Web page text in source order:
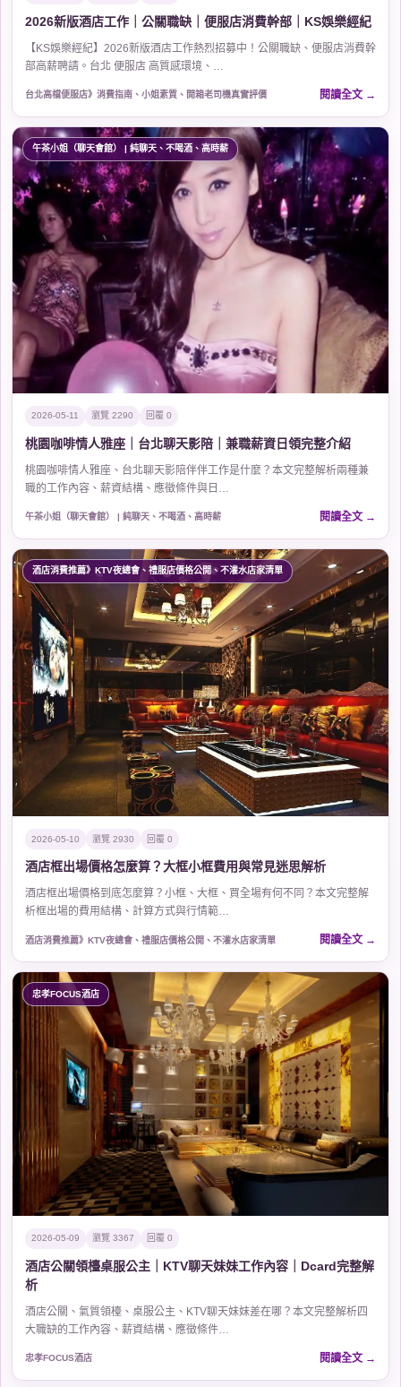
2026新版酒店工作｜公關職缺｜便服店消費幹部｜KS娛樂經紀
【KS娛樂經紀】2026新版酒店工作熱烈招募中！公關職缺、便服店消費幹
部高薪聘請。台北 便服店 高質感環境、…
台北高檔便服店》消費指南、小姐素質、開箱老司機真實評價 閱讀全文
午茶小姐（聊天會館） | 純聊天、不喝酒、高時薪
2026-05-11 瀏覽 2290 回覆 0
桃園咖啡情人雅座｜台北聊天影陪｜兼職薪資日領完整介紹
桃園咖啡情人雅座、台北聊天影陪伴伴工作是什麼？本文完整解析兩種兼
職的工作內容、薪資結構、應徵條件與日…
午茶小姐（聊天會館） | 純聊天、不喝酒、高時薪 閱讀全文
酒店消費推薦》KTV夜總會、禮服店價格公開、不灌水店家清單
2026-05-10 瀏覽 2930 回覆 0
酒店框出場價格怎麼算？大框小框費用與常見迷思解析
酒店框出場價格到底怎麼算？小框、大框、買全場有何不同？本文完整解
析框出場的費用結構、計算方式與行情範…
酒店消費推薦》KTV夜總會、禮服店價格公開、不灌水店家清單 閱讀全文
忠孝FOCUS酒店
2026-05-09 瀏覽 3367 回覆 0
酒店公關領檯桌服公主｜KTV聊天妹妹工作內容｜Dcard完整解
析
酒店公關、氣質領檯、桌服公主、KTV聊天妹妹差在哪？本文完整解析四
大職缺的工作內容、薪資結構、應徵條件…
忠孝FOCUS酒店 閱讀全文